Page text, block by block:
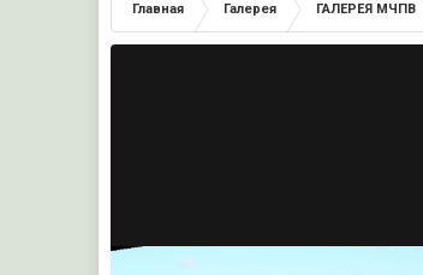
Главная Галерея ГАЛЕРЕЯ МЧПВ